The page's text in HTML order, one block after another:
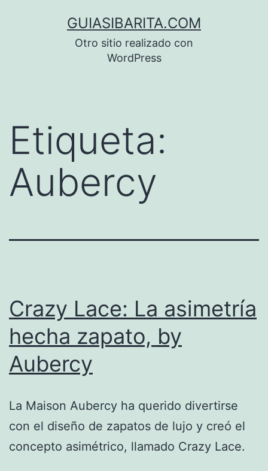
GUIASIBARITA.COM
Otro sitio realizado con
WordPress
Etiqueta:
Aubercy
Crazy Lace: La asimetría
hecha zapato, by
Aubercy
La Maison Aubercy ha querido divertirse
con el diseño de zapatos de lujo y creó el
concepto asimétrico, llamado Crazy Lace.